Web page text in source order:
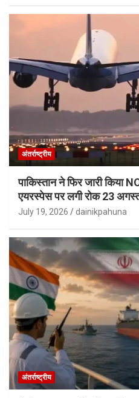
अंतर्राष्ट्रीय
पाकिस्तान ने फिर जारी किया
एयरस्पेस पर लगी रोक 23
July 19, 2026 dainikpahuna
अंतर्राष्ट्रीय